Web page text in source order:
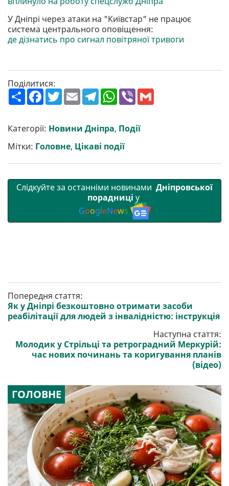
У Дніпрі через атаки на "Київстар" не працює
система центрального оповіщення:
де дізнатись про сигнал повітряної тривоги
Поділитися:
П
о
р
и
т
и
F
a
b
o
o
k
T
w
t
e
r
E
m
l
T
e
g
r
a
m
W
h
s
A
p
p
V
r
Категорії: Новини Дніпра, Події
Мітки: Головне, Цікаві події
Слідкуйте за останніми новинами Дніпровської
порадниці у
GoogleNews
Попередня стаття:
Як у Дніпрі безкоштовно отримати засоби
реабілітації для людей з інвалідністю: інструкція
Наступна стаття:
Молодик у Стрільці та ретроградний Меркурій:
час нових починань та коригування планів
(відео)
ГОЛОВНЕ